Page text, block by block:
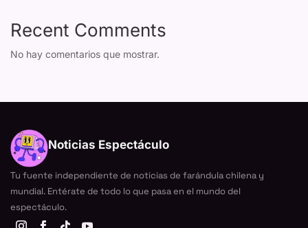
Recent Comments
No hay comentarios que mostrar.
Noticias Espectáculo
Tu fuente independiente de noticias de farándula chilena y
mundial. Entérate de todo lo que pasa en el mundo del
espectáculo.